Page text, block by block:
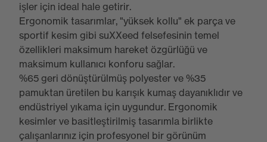
işler için ideal hale getirir.
Ergonomik tasarımlar, "yüksek kollu" ek parça ve
sportif kesim gibi suXXeed felsefesinin temel
özellikleri maksimum hareket özgürlüğü ve
maksimum kullanıcı konforu sağlar.
%65 geri dönüştürülmüş polyester ve %35
pamuktan üretilen bu karışık kumaş dayanıklıdır ve
endüstriyel yıkama için uygundur. Ergonomik
kesimler ve basitleştirilmiş tasarımla birlikte
çalışanlarınız için profesyonel bir görünüm